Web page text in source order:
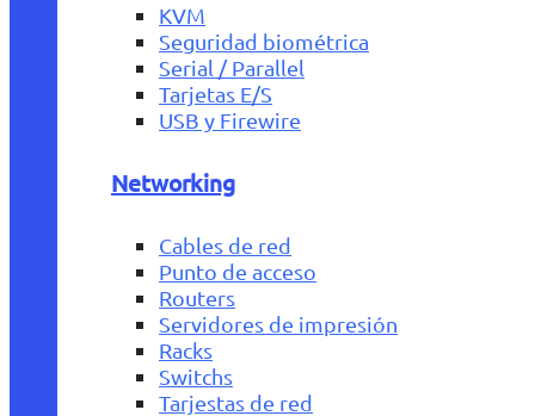
KVM
Seguridad biométrica
Serial / Parallel
Tarjetas E/S
USB y Firewire
Networking
Cables de red
Punto de acceso
Routers
Servidores de impresión
Racks
Switchs
Tarjestas de red